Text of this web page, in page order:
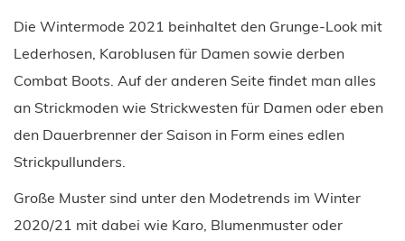
Die Wintermode 2021 beinhaltet den Grunge-Look mit
Lederhosen, Karoblusen für Damen sowie derben
Combat Boots. Auf der anderen Seite findet man alles
an Strickmoden wie Strickwesten für Damen oder eben
den Dauerbrenner der Saison in Form eines edlen
Strickpullunders.
Große Muster sind unter den Modetrends im Winter
2020/21 mit dabei wie Karo, Blumenmuster oder